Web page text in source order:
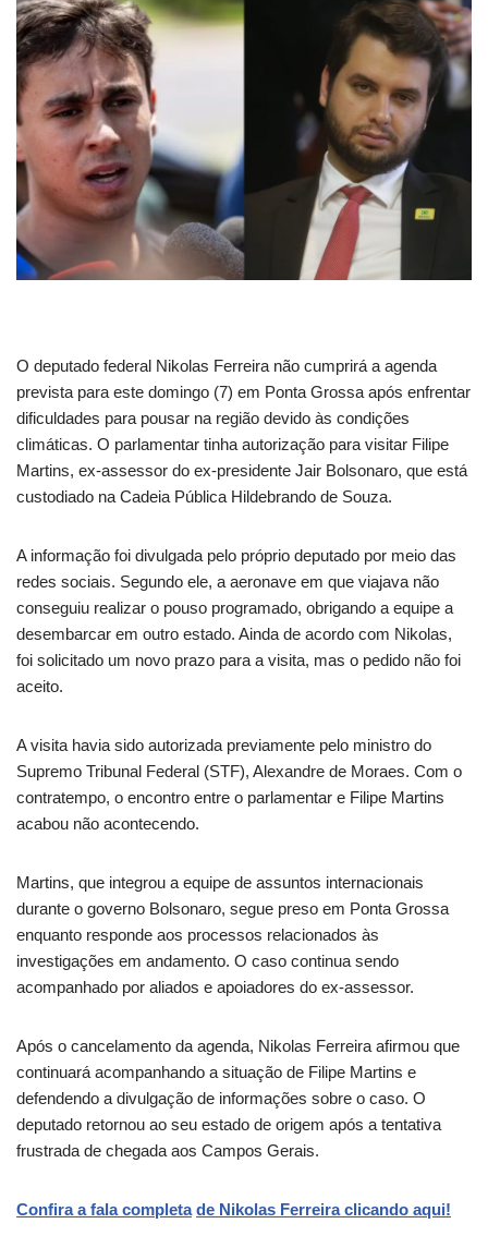
O deputado federal Nikolas Ferreira não cumprirá a agenda
prevista para este domingo (7) em Ponta Grossa após enfrentar
dificuldades para pousar na região devido às condições
climáticas. O parlamentar tinha autorização para visitar Filipe
Martins, ex-assessor do ex-presidente Jair Bolsonaro, que está
custodiado na Cadeia Pública Hildebrando de Souza.
A informação foi divulgada pelo próprio deputado por meio das
redes sociais. Segundo ele, a aeronave em que viajava não
conseguiu realizar o pouso programado, obrigando a equipe a
desembarcar em outro estado. Ainda de acordo com Nikolas,
foi solicitado um novo prazo para a visita, mas o pedido não foi
aceito.
A visita havia sido autorizada previamente pelo ministro do
Supremo Tribunal Federal (STF), Alexandre de Moraes. Com o
contratempo, o encontro entre o parlamentar e Filipe Martins
acabou não acontecendo.
Martins, que integrou a equipe de assuntos internacionais
durante o governo Bolsonaro, segue preso em Ponta Grossa
enquanto responde aos processos relacionados às
investigações em andamento. O caso continua sendo
acompanhado por aliados e apoiadores do ex-assessor.
Após o cancelamento da agenda, Nikolas Ferreira afirmou que
continuará acompanhando a situação de Filipe Martins e
defendendo a divulgação de informações sobre o caso. O
deputado retornou ao seu estado de origem após a tentativa
frustrada de chegada aos Campos Gerais.
Confira a falacompleta de Nikolas Ferreira clicando aqui!